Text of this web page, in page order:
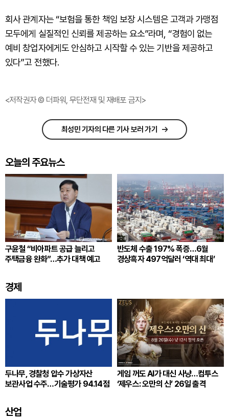
회사 관계자는 “보험을 통한 책임 보장 시스템은 고객과 가맹점
모두에게 실질적인 신뢰를 제공하는 요소”라며, “경험이 없는
예비 창업자에게도 안심하고 시작할 수 있는 기반을 제공하고
있다”고 전했다.
<저작권자 © 더파워, 무단전재 및 재배포 금지>
최성민 기자의 다른 기사 보러 가기
오늘의 주요뉴스
구윤철 “비아파트 공급 늘리고
주택금융 완화”…추가 대책 예고
반도체 수출 197% 폭증…6월
경상흑자 497억달러 ‘역대 최대’
경제
두나무, 경찰청 압수 가상자산
보관사업 수주…기술평가 94.14점
게임 꺼도 AI가 대신 사냥…컴투스
‘제우스: 오만의 신’ 26일 출격
산업